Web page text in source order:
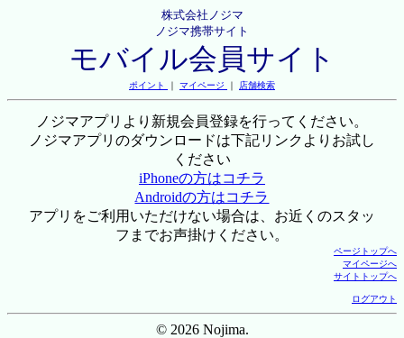
株式会社ノジマ
ノジマ携帯サイト
モバイル会員サイト
ポイント ｜ マイページ ｜ 店舗検索
ノジマアプリより新規会員登録を行ってください。
ノジマアプリのダウンロードは下記リンクよりお試し
ください
iPhoneの方はコチラ
Androidの方はコチラ
アプリをご利用いただけない場合は、お近くのスタッ
フまでお声掛けください。
ページトップへ
マイページへ
サイトトップへ
ログアウト
© 2026 Nojima.